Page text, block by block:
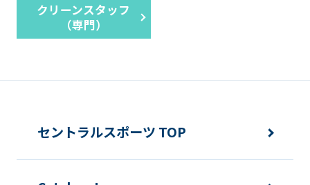
クリーンスタッフ
（専門）
セントラルスポーツ TOP